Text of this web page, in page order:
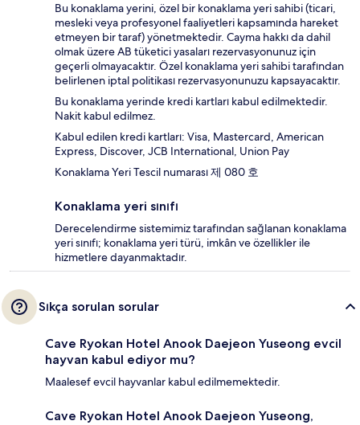
Bu konaklama yerini, özel bir konaklama yeri sahibi (ticari,
mesleki veya profesyonel faaliyetleri kapsamında hareket
etmeyen bir taraf) yönetmektedir. Cayma hakkı da dahil
olmak üzere AB tüketici yasaları rezervasyonunuz için
geçerli olmayacaktır. Özel konaklama yeri sahibi tarafından
belirlenen iptal politikası rezervasyonunuzu kapsayacaktır.
Bu konaklama yerinde kredi kartları kabul edilmektedir.
Nakit kabul edilmez.
Kabul edilen kredi kartları: Visa, Mastercard, American
Express, Discover, JCB International, Union Pay
Konaklama Yeri Tescil numarası 제 080 호
Konaklama yeri sınıfı
Derecelendirme sistemimiz tarafından sağlanan konaklama
yeri sınıfı; konaklama yeri türü, imkân ve özellikler ile
hizmetlere dayanmaktadır.
Sıkça sorulan sorular
Cave Ryokan Hotel Anook Daejeon Yuseong evcil
hayvan kabul ediyor mu?
Maalesef evcil hayvanlar kabul edilmemektedir.
Cave Ryokan Hotel Anook Daejeon Yuseong,